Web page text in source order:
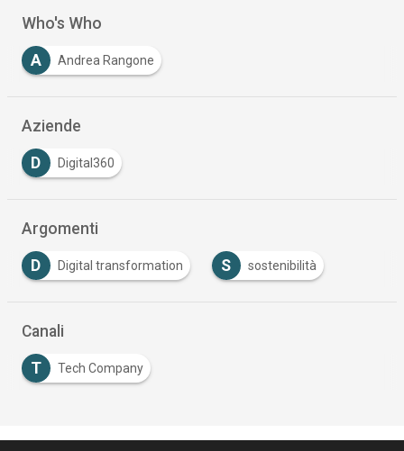
Who's Who
A Andrea Rangone
Aziende
D Digital360
Argomenti
D Digital transformation S sostenibilità
Canali
T Tech Company